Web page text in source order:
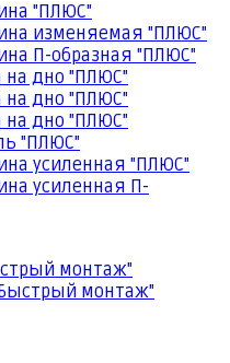
"ПЛЮС"
изменяемая "ПЛЮС"
П-образная "ПЛЮС"
дно "ПЛЮС"
дно "ПЛЮС"
дно "ПЛЮС"
"ПЛЮС"
усиленная "ПЛЮС"
усиленная П-
монтаж"
монтаж"